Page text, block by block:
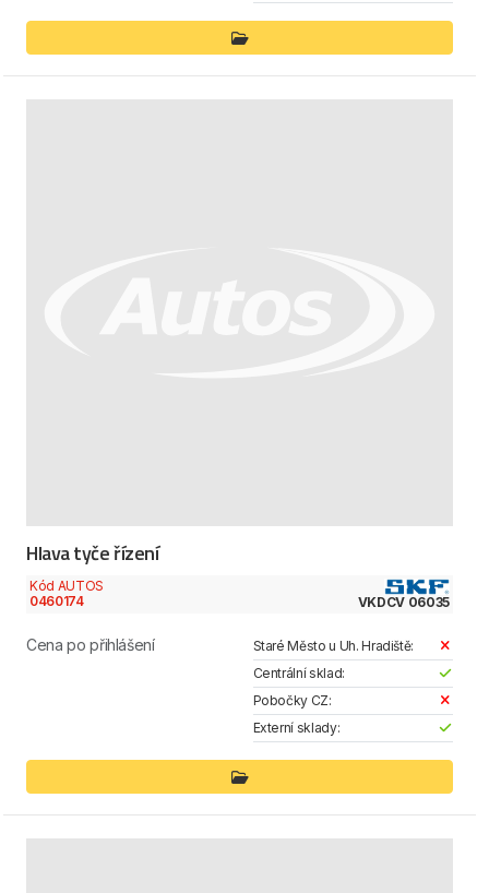
Hlava tyče řízení
Kód AUTOS
0460174
VKDCV 06035
Cena po přihlášení
Staré Město u Uh. Hradiště:
Centrální sklad:
Pobočky CZ:
Externí sklady: